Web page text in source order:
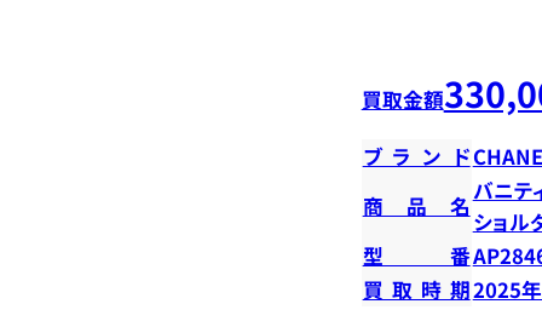
買取金額
ブランド
商品名
バニテ
ショル
型番
買取時期2025